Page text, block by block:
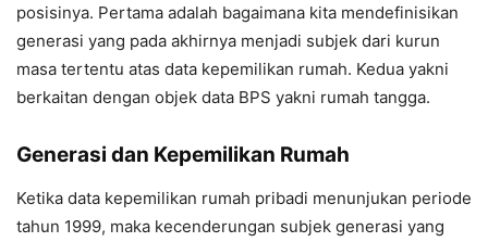
posisinya. Pertama adalah bagaimana kita mendefinisikan
generasi yang pada akhirnya menjadi subjek dari kurun
masa tertentu atas data kepemilikan rumah. Kedua yakni
berkaitan dengan objek data BPS yakni rumah tangga.
Generasi dan Kepemilikan Rumah
Ketika data kepemilikan rumah pribadi menunjukan periode
tahun 1999, maka kecenderungan subjek generasi yang